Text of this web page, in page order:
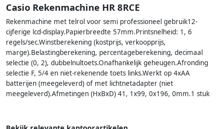
Casio Rekenmachine HR 8RCE
Rekenmachine met telrol voor semi professioneel gebruik12-
cijferige lcd-display.Papierbreedte 57mm.Printsnelheid: 1, 6
regels/sec.Winstberekening (kostprijs, verkoopprijs,
marge).Belastingberekening, percentageberekening, decimaal
selectie (0, 2), dubbelnultoets.Onafhankelijk geheugen.Afronding
selectie F, 5/4 en niet-rekenende toets links.Werkt op 4xAA
batterijen (meegeleverd) of met lichtnetadapter (niet
meegeleverd).Afmetingen (HxBxD) 41, 1x99, 0x196, 0mm.1 stuk